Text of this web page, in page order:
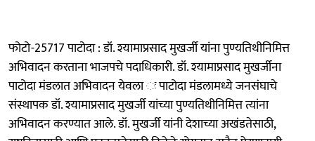
फोटो-25717 पाटोदा : डॉ. श्यामाप्रसाद मुखर्जी यांना पुण्यतिथीनिमित्त
अभिवादन करताना भाजपचे पदाधिकारी. डॉ. श्यामाप्रसाद मुखर्जीना
पाटोदा मंडलात अभिवादन येवला ः पाटोदा मंडलामध्ये जनसंघाचे
संस्थापक डॉ. श्यामाप्रसाद मुखर्जी यांच्या पुण्यतिथीनिमित्त त्यांना
अभिवादन करण्यात आले. डॉ. मुखर्जी यांनी देशाच्या अखंडतेसाठी,